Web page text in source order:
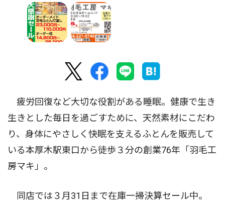
疲労回復など大切な役割がある睡眠。健康で生き
生きとした毎日を過ごすために、天然素材にこだわ
り、身体にやさしく快眠を支えるふとんを販売して
いる本厚木駅東口から徒歩３分の創業76年「羽毛工
房マキ」。
同店では３月31日まで在庫一掃決算セール中。